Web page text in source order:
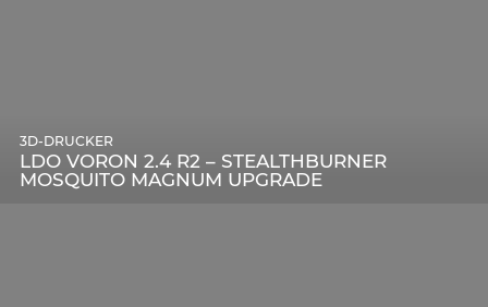
LDO VORON 2.4 R2 – STEALTHBURNER
MOSQUITO MAGNUM UPGRADE
3D-DRUCKER